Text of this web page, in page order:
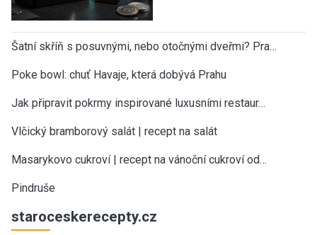
Šatní skříň s posuvnými, nebo otočnými dveřmi? Pra…
Poke bowl: chuť Havaje, která dobývá Prahu
Jak připravit pokrmy inspirované luxusními restaur…
Vlčický bramborový salát | recept na salát
Masarykovo cukroví | recept na vánoční cukroví od…
Pindruše
staroceskerecepty.cz